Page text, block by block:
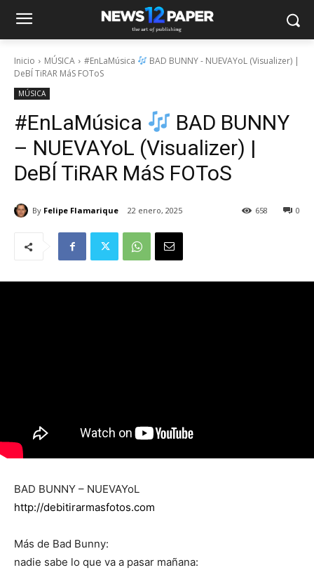
Inicio MÚSICA #EnLaMúsica
BAD BUNNY - NUEVAYoL (Visualizer) |
DeBÍ TiRAR MáS FOToS
MÚSICA
#EnLaMúsica
BAD BUNNY
– NUEVAYoL (Visualizer) |
DeBÍ TiRAR MáS FOToS
By Felipe Flamarique 22 enero, 2025 0
658
BAD BUNNY – NUEVAYoL
http://debitirarmasfotos.com
Más de Bad Bunny:
nadie sabe lo que va a pasar mañana: